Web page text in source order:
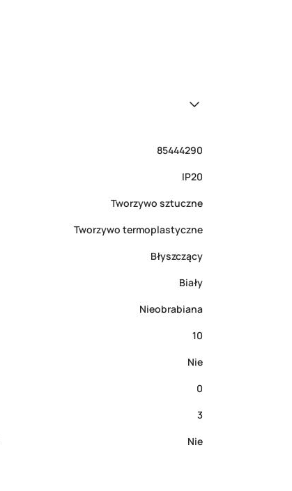
85444290
IP20
Tworzywo sztuczne
Tworzywo termoplastyczne
Błyszczący
Biały
Nieobrabiana
10
Nie
0
3
Nie